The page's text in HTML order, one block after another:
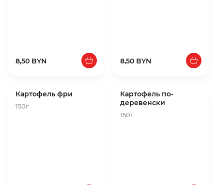
8,50 BYN 8,50 BYN
Картофель фри
150г
Картофель по-
деревенски
150г